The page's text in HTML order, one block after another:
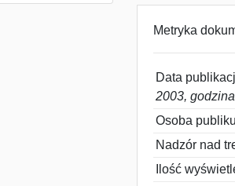
Metryka
Data
2003,
Osoba
Nadzór nad
Ilość